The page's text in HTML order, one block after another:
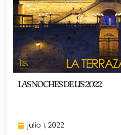
LAS NOCHES DE LIS 2022
julio 1, 2022